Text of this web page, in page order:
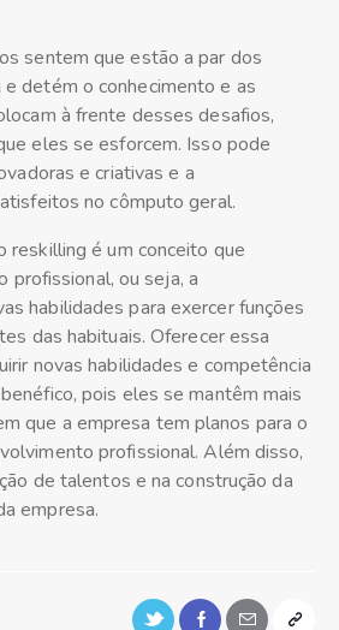
sentem que estão a par dos
detém o conhecimento e as
à frente desses desafios,
eles se esforcem. Isso pode
e criativas e a
no cômputo geral.
reskilling é um conceito que
profissional, ou seja, a
habilidades para exercer funções
das habituais. Oferecer essa
novas habilidades e competência
pois eles se mantêm mais
que a empresa tem planos para o
profissional. Além disso,
de talentos e na construção da
empresa.